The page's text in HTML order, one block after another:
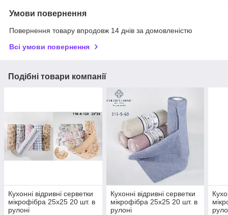
Умови повернення
Повернення товару впродовж 14 днів за домовленістю
Всі умови повернення
Подібні товари компанії
Кухонні відривні серветки
мікрофібра 25х25 20 шт. в
рулоні
Кухонні відривні серветки
мікрофібра 25х25 20 шт. в
рулоні